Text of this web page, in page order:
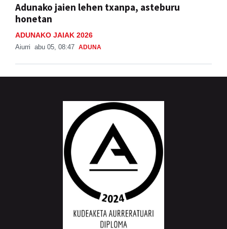
Adunako jaien lehen txanpa, asteburu
honetan
ADUNAKO JAIAK 2026
Aiurri abu 05, 08:47 ADUNA